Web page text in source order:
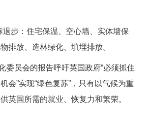
：住宅保温、空心墙、实体墙保
排放、造林绿化、填埋排放。
员会的报告呼吁英国政府“必须抓住
会”实现“绿色复苏”，只有以气候为重
英国所需的就业、恢复力和繁荣。